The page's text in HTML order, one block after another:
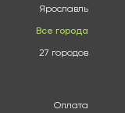
Ярославль
Все города
27 городов
Оплата